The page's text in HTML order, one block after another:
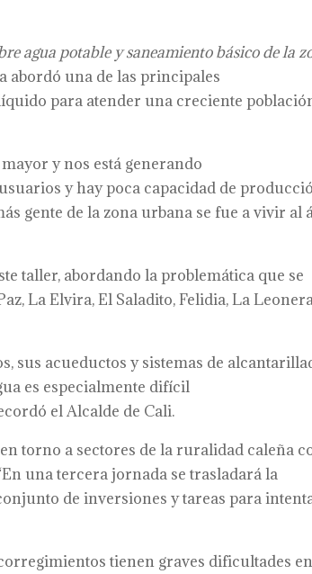
agua potable ysaneamiento básico de la
abordó una de las principales
para atender una creciente
y nos está generando
y hay poca capacidad de
gente de la zona urbana se fue a vivir al
taller, abordando la problemática que se
La Elvira, El Saladito, Felidia, La
sus acueductos y sistemas de
es especialmente difícil
el Alcalde de Cali.
torno a sectores de la ruralidad caleña
una tercera jornada se trasladará la
de inversiones y tareas para
tienen graves dificultades en